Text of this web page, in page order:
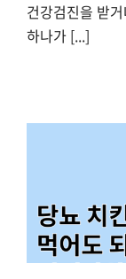
건강검진을 받
하나가 [...]